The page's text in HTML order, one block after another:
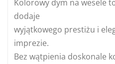
Kolorowy dym na wesele
dodaje
wyjątkowego prestiżu i
imprezie.
Bez wątpienia doskonale